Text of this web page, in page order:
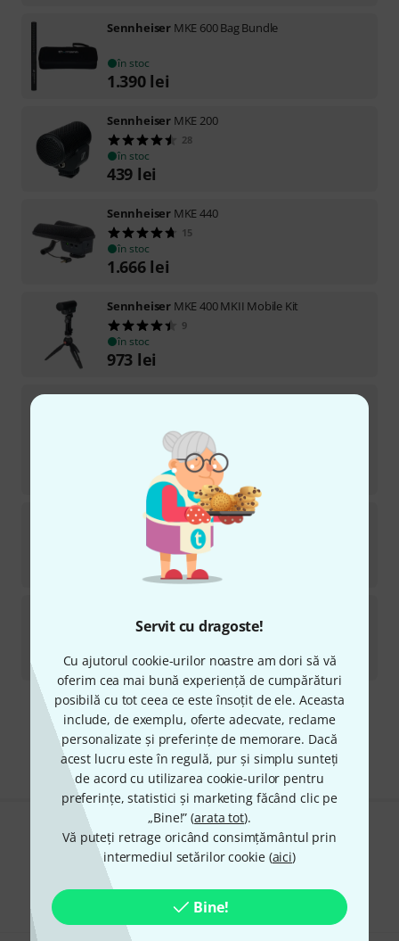
Servit cu dragoste!
Cu ajutorul cookie-urilor noastre am dori să vă
oferim cea mai bună experiență de cumpărături
posibilă cu tot ceea ce este însoțit de ele. Aceasta
include, de exemplu, oferte adecvate, reclame
personalizate și preferințe de memorare. Dacă
acest lucru este în regulă, pur și simplu sunteți
de acord cu utilizarea cookie-urilor pentru
preferințe, statistici și marketing făcând clic pe
„Bine!” (arata tot).
Vă puteți retrage oricând consimțământul prin
intermediul setărilor cookie (aici)
Bine!
Sennheiser MKE 600 Bag Bundle
în stoc
1.390 lei
Sennheiser MKE 200
28
în stoc
439 lei
Sennheiser MKE 440
15
în stoc
1.666 lei
Sennheiser MKE 400 MKII Mobile Kit
9
în stoc
973 lei
SennheiserMKH 416 P48 B-Stock
lei
30-prețul zilei:4.199
Sennheiser MKE 400 MKII B-Stock
în stoc
719lei
Transport gratuit de la 1.500 lei
Preturile includ TVA
Îți place ceea ce vezi?
Share